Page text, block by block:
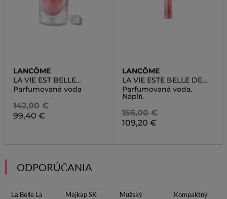
LANCÔME
LA VIE EST BELLE
COLLECTOR
Parfumovaná voda
142,00 €
99,40 €
LANCÔME
LA VIE ESTE BELLE DE
PARFUM REFILL
Parfumovaná voda.
Náplň.
156,00 €
109,20 €
ODPORÚČANIA
La Belle La
Mejkap SK
Mužský
Kompaktný